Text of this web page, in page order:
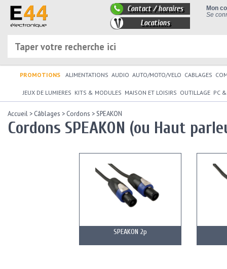
Mon
Se
Contact / horaires
Locations
PROMOTIONS ALIMENTATIONS AUDIO AUTO/MOTO/VELO CABLAGES
JEUX DE LUMIERES KITS & MODULES MAISON ET LOISIRS OUTILLAGE PC
Accueil > Câblages > Cordons >SPEAKON
Cordons SPEAKON (ou Haut
SPEAKON 2p